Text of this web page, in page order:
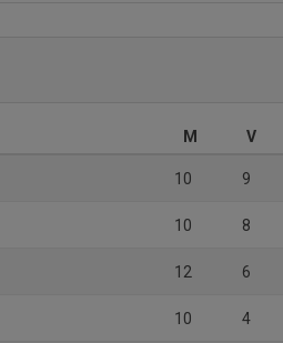
M V
10 9
10 8
12 6
10 4